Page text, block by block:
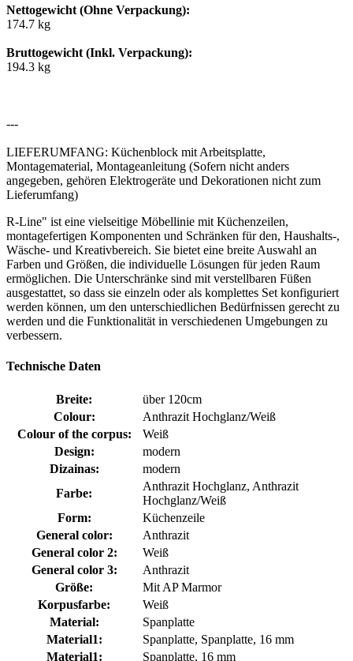
Nettogewicht (Ohne Verpackung):
174.7 kg
Bruttogewicht (Inkl. Verpackung):
194.3 kg
---
LIEFERUMFANG: Küchenblock mit Arbeitsplatte,
Montagematerial, Montageanleitung (Sofern nicht anders
angegeben, gehören Elektrogeräte und Dekorationen nicht zum
Lieferumfang)
R-Line" ist eine vielseitige Möbellinie mit Küchenzeilen,
montagefertigen Komponenten und Schränken für den, Haushalts-,
Wäsche- und Kreativbereich. Sie bietet eine breite Auswahl an
Farben und Größen, die individuelle Lösungen für jeden Raum
ermöglichen. Die Unterschränke sind mit verstellbaren Füßen
ausgestattet, so dass sie einzeln oder als komplettes Set konfiguriert
werden können, um den unterschiedlichen Bedürfnissen gerecht zu
werden und die Funktionalität in verschiedenen Umgebungen zu
verbessern.
Technische Daten
Breite:
über 120cm
Colour:
Anthrazit Hochglanz/Weiß
Colour of the corpus:
Weiß
Design:
modern
Dizainas:
modern
Farbe:
Anthrazit Hochglanz, Anthrazit
Hochglanz/Weiß
Form:
Küchenzeile
General color:
Anthrazit
General color 2:
Weiß
General color 3:
Anthrazit
Größe:
Mit AP Marmor
Korpusfarbe:
Weiß
Material:
Spanplatte
Material1:
Spanplatte, Spanplatte, 16 mm
Material1:
Spanplatte, 16 mm